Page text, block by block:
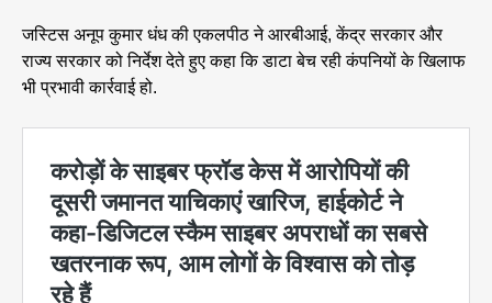
जस्टिस अनूप कुमार धंध की एकलपीठ ने आरबीआई, केंद्र सरकार और
राज्य सरकार को निर्देश देते हुए कहा कि डाटा बेच रही कंपनियों के खिलाफ
भी प्रभावी कार्रवाई हो.